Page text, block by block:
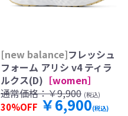
[new balance]フレッシュ
フォーム アリシ v4 ティラ
ルクス(D) ［women］
通常価格：￥9,900 (税込)
30%OFF ￥6,900(税込)